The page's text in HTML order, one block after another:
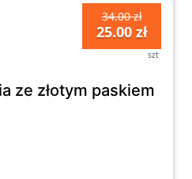
34.00 zł
25.00 zł
szt
ze złotym paskiem